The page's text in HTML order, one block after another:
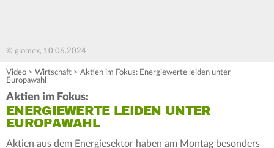
© glomex, 10.06.2024
Video > Wirtschaft > Aktien im Fokus: Energiewerte leiden unter
Europawahl
Aktien im Fokus:
ENERGIEWERTE LEIDEN UNTER
EUROPAWAHL
Aktien aus dem Energiesektor haben am Montag besonders